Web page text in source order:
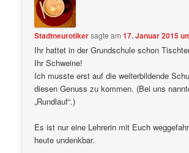
Stadtneurotikersagte am17. Januar 2015
Ihr hattet in der Grundschule schon
Ihr Schweine!
Ich musste erst auf die weiterbildende
diesen Genuss zu kommen. (Bei uns
„Rundlauf“.)
Es ist nur eine Lehrerin mit Euch
heute undenkbar.